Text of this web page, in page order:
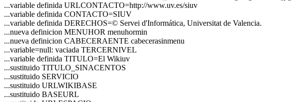
...variable definida URLCONTACTO=http://www.uv.es/siuv
...variable definida CONTACTO=SIUV
...variable definida DERECHOS=© Servei d'Informática, Universitat de Valencia.
...nueva definicion MENUHOR menuhormin
...nueva definicion CABECERAENTE cabecerasinmenu
...variable=null: vaciada TERCERNIVEL
...variable definida TITULO=El Wikiuv
...sustituido TITULO_SINACENTOS
...sustituido SERVICIO
...sustituido URLWIKIBASE
...sustituido BASEURL